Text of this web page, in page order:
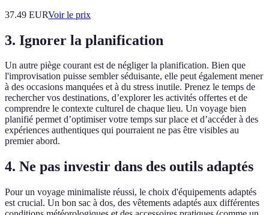
37.49 EURVoir le prix
3. Ignorer la planification
Un autre piège courant est de négliger la planification. Bien que
l'improvisation puisse sembler séduisante, elle peut également mener
à des occasions manquées et à du stress inutile. Prenez le temps de
rechercher vos destinations, d’explorer les activités offertes et de
comprendre le contexte culturel de chaque lieu. Un voyage bien
planifié permet d’optimiser votre temps sur place et d’accéder à des
expériences authentiques qui pourraient ne pas être visibles au
premier abord.
4. Ne pas investir dans des outils adaptés
Pour un voyage minimaliste réussi, le choix d'équipements adaptés
est crucial. Un bon sac à dos, des vêtements adaptés aux différentes